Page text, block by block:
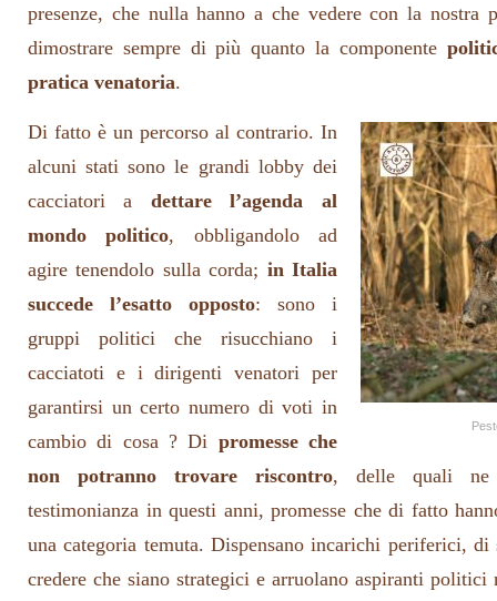
presenze, che nulla hanno a che vedere con la nostra
dimostrare sempre di più quanto la componente
pratica venatoria.
Di fatto è un percorso al contrario. In
alcuni stati sono le grandi lobby dei
cacciatori a dettare l’agenda al
mondo politico, obbligandolo ad
agire tenendolo sulla corda; in Italia
succede l’esatto opposto: sono i
gruppi politici che risucchiano i
cacciatoti e i dirigenti venatori per
garantirsi un certo numero di voti in
cambio di cosa ? Di promesse che
non potranno trovare riscontro, delle quali ne
testimonianza in questi anni, promesse che di fatto
una categoria temuta. Dispensano incarichi periferici, di
credere che siano strategici e arruolano aspiranti